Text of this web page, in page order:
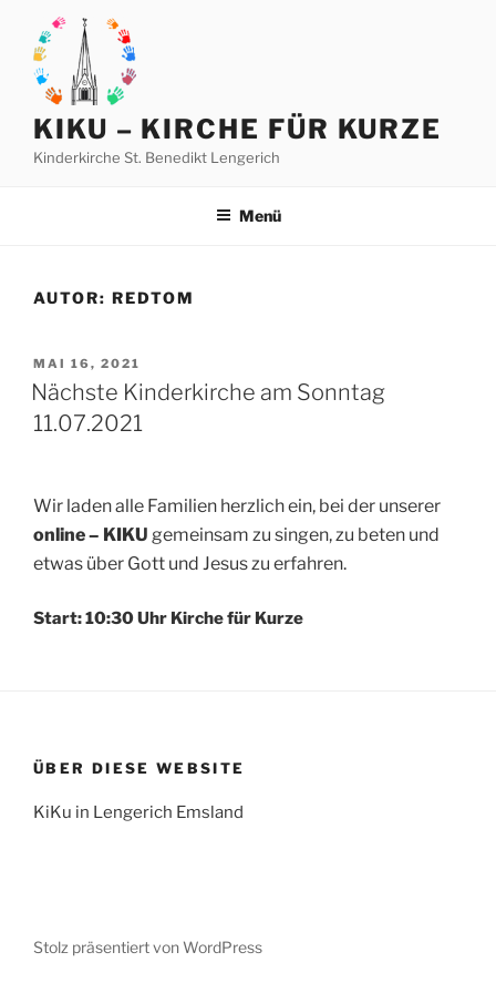
Inhalt
springen
KIKU – KIRCHE FÜR KURZE
Kinderkirche St. Benedikt Lengerich
Menü
AUTOR: REDTOM
VERÖFFENTLICHT
AM
MAI 16, 2021
Nächste Kinderkirche am Sonntag
11.07.2021
Wir laden alle Familien herzlich ein, bei der unserer
online – KIKU gemeinsam zu singen, zu beten und
etwas über Gott und Jesus zu erfahren.
Start: 10:30 Uhr Kirche für Kurze
ÜBER DIESE WEBSITE
KiKu in Lengerich Emsland
Stolz präsentiert von WordPress